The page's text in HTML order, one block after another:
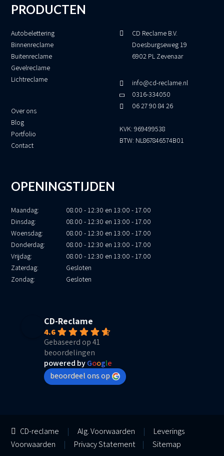
PRODUCTEN
Autobelettering
Binnenreclame
Buitenreclame
Gevelreclame
Lichtreclame
Over ons
Blog
Portfolio
Contact
CD Reclame B.V.
Doesburgseweg 19
6902 PL Zevenaar
info@cd-reclame.nl
0316-334050
06 27 90 84 26
KVK: 969499538
BTW: NL867846574B01
OPENINGSTIJDEN
Maandag:
08.00 - 12:30 en 13:00 - 17.00
Dinsdag:
08.00 - 12:30 en 13:00 - 17.00
Woensdag:
08.00 - 12:30 en 13:00 - 17.00
Donderdag:
08.00 - 12:30 en 13:00 - 17.00
Vrijdag:
08.00 - 12:30 en 13:00 - 17.00
Zaterdag:
Gesloten
Zondag:
Gesloten
CD-Reclame
4.6
Gebaseerd op 41
beoordelingen
powered byGoogle
beoordeel ons op
CD-reclame | Alg. Voorwaarden |
Leverings
Voorwaarden
| Privacy Statement | Sitemap